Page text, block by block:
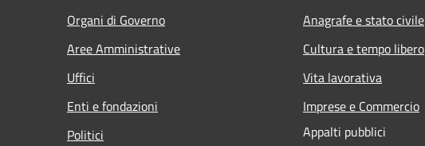
Organi di Governo
Aree Amministrative
Uffici
Enti e fondazioni
Politici
Anagrafe e stato civile
Cultura e tempo libero
Vita lavorativa
Imprese e Commercio
Appalti pubblici